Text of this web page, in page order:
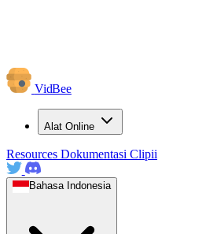
VidBee
Alat Online
Resources Dokumentasi Clipii
Bahasa Indonesia